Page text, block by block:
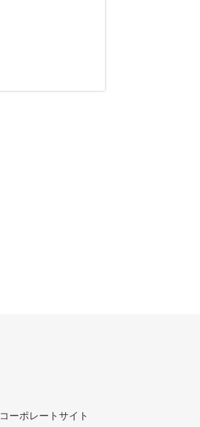
コーポレートサイト